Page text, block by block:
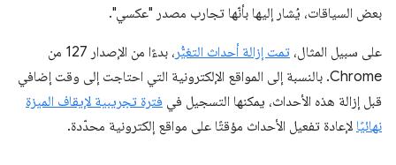
بعض السياقات، يُشار إليها بأنّها تجارب مصدر "عكسي".
على سبيل المثال، تمت إزالة أحداث التغيُّر
، بدءًا من الإصدار 127 من
Chrome. بالنسبة إلى المواقع الإلكترونية التي احتاجت إلى وقت إضافي
قبل إزالة هذه الأحداث، يمكنها التسجيل في فترة تجريبية لإيقاف الميزة
نهائيًا لإعادة تفعيل الأحداث مؤقتًا على مواقع إلكترونية محدّدة.